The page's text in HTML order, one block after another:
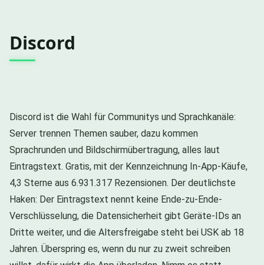
Discord
Discord ist die Wahl für Communitys und Sprachkanäle:
Server trennen Themen sauber, dazu kommen
Sprachrunden und Bildschirmübertragung, alles laut
Eintragstext. Gratis, mit der Kennzeichnung In-App-Käufe,
4,3 Sterne aus 6.931.317 Rezensionen. Der deutlichste
Haken: Der Eintragstext nennt keine Ende-zu-Ende-
Verschlüsselung, die Datensicherheit gibt Geräte-IDs an
Dritte weiter, und die Altersfreigabe steht bei USK ab 18
Jahren. Überspring es, wenn du nur zu zweit schreiben